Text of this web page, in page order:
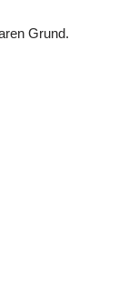
Grund.